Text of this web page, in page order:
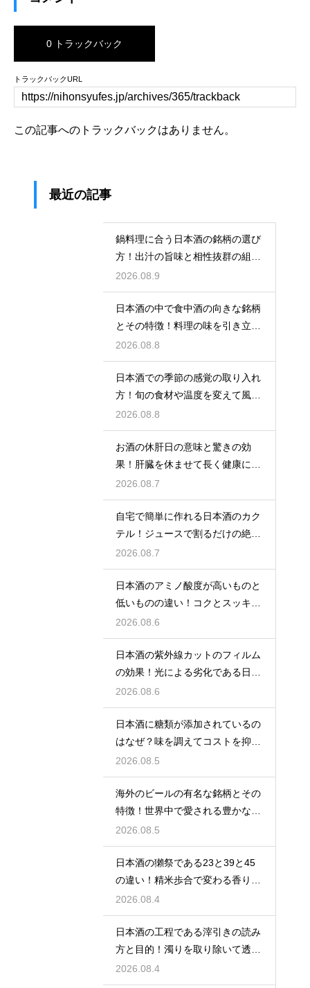
0 トラックバック
トラックバックURL
この記事へのトラックバックはありません。
最近の記事
鍋料理に合う日本酒の銘柄の選び
方！出汁の旨味と相性抜群の組み
合わせ
2026.08.9
日本酒の中で食中酒の向きな銘柄
とその特徴！料理の味を引き立て
る名脇役
2026.08.8
日本酒での季節の感覚の取り入れ
方！旬の食材や温度を変えて風情
を楽しむ
2026.08.8
お酒の休肝日の意味と驚きの効
果！肝臓を休ませて長く健康に楽
しむ
2026.08.7
自宅で簡単に作れる日本酒のカク
テル！ジュースで割るだけの絶品
アレンジ
2026.08.7
日本酒のアミノ酸度が高いものと
低いものの違い！コクとスッキリ
感を左右
2026.08.6
日本酒の紫外線カットのフィルム
の効果！光による劣化である日光
臭を防ぐ
2026.08.6
日本酒に糖類が添加されているの
はなぜ？味を調えてコストを抑え
る手法
2026.08.5
海外のビールの有名な銘柄とその
特徴！世界中で愛される豊かな味
わい
2026.08.5
日本酒の獺祭である23と39と45
の違い！精米歩合で変わる香りと
価格
2026.08.4
日本酒の工程である滓引きの読み
方と目的！濁りを取り除いて透明
な清酒に
2026.08.4